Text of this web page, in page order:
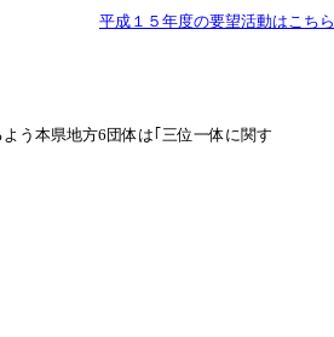
平成１５年度の要望活動はこちら
う本県地方6団体は｢三位一体に関す